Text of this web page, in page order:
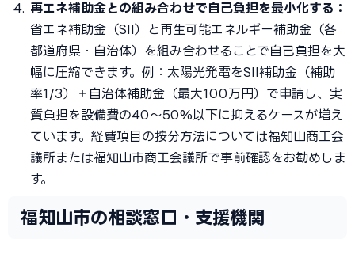
再エネ補助金との組み合わせで自己負担を最小化する：
省エネ補助金（SII）と再生可能エネルギー補助金（各
都道府県・自治体）を組み合わせることで自己負担を大
幅に圧縮できます。例：太陽光発電をSII補助金（補助
率1/3）＋自治体補助金（最大100万円）で申請し、実
質負担を設備費の40〜50%以下に抑えるケースが増え
ています。経費項目の按分方法については福知山商工会
議所または福知山市商工会議所で事前確認をお勧めしま
す。
福知山市の相談窓口・支援機関